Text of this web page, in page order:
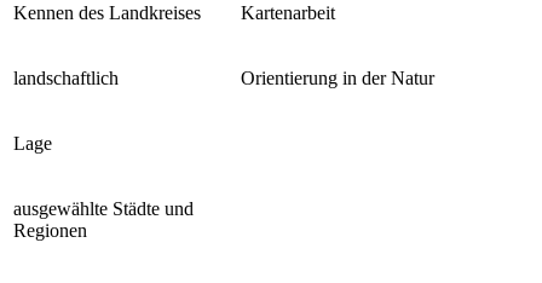
Kennen des Landkreises Kartenarbeit
landschaftlich Orientierung in der Natur
Lage
ausgewählte Städte und
Regionen